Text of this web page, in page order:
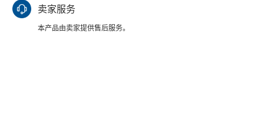
卖家服务
本产品由卖家提供售后服务。